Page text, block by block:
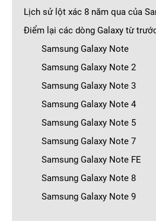
Lịch sử lột xác 8 năm qua của
Điểm lại các dòng Galaxy từ
Samsung Galaxy Note
Samsung Galaxy Note 2
Samsung Galaxy Note 3
Samsung Galaxy Note 4
Samsung Galaxy Note 5
Samsung Galaxy Note 7
Samsung Galaxy Note FE
Samsung Galaxy Note 8
Samsung Galaxy Note 9